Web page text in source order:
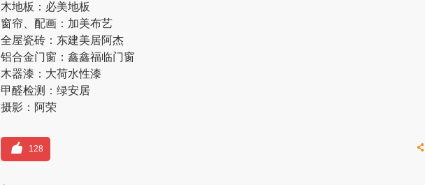
木地板：必美地板
窗帘、配画：加美布艺
全屋瓷砖：东建美居阿杰
铝合金门窗：鑫鑫福临门窗
木器漆：大荷水性漆
甲醛检测：绿安居
摄影：阿荣
128